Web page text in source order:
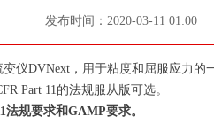
发布时间： 2020-03-11 01:00
仪DVNext，用于粘度和屈服应力
Part 11的法规服从版可选。
规要求和GAMP要求。